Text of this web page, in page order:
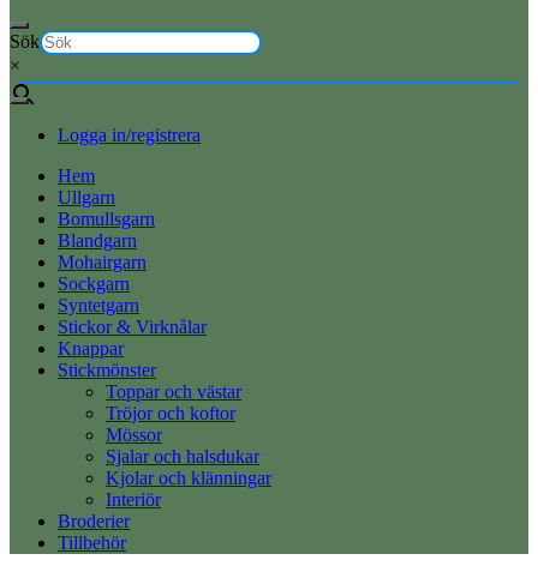
Sök
×
Logga in/registrera
Hem
Ullgarn
Bomullsgarn
Blandgarn
Mohairgarn
Sockgarn
Syntetgarn
Stickor & Virknålar
Knappar
Stickmönster
Toppar och västar
Tröjor och koftor
Mössor
Sjalar och halsdukar
Kjolar och klänningar
Interiör
Broderier
Tillbehör